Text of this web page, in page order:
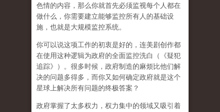
色情的内容，那么你就首先必须监视每个人都在
做什么，你需要建立能够监控所有人的基础设
施，也就是大规模监控系统。
你可以说这项工作的初衷是好的，连美剧创作都
在使用这种逻辑为政府的全面监控洗白（《疑犯
追踪》）。 很多时候，政府制造的麻烦比他们解
决的问题多得多，而你又如何确定政府就是这个
星球上解决所有问题的终极答案？
政府掌握了太多权力，权力集中的领域又吸引着